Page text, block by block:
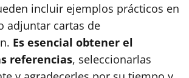
incluir ejemplos prácticos en
adjuntar cartas de
Es esencial obtener el
referencias, seleccionarlas